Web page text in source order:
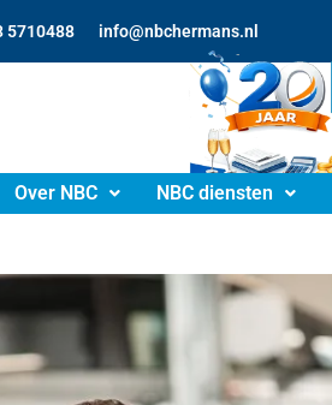
5710488 info@nbchermans.nl
Over NBC NBC diensten